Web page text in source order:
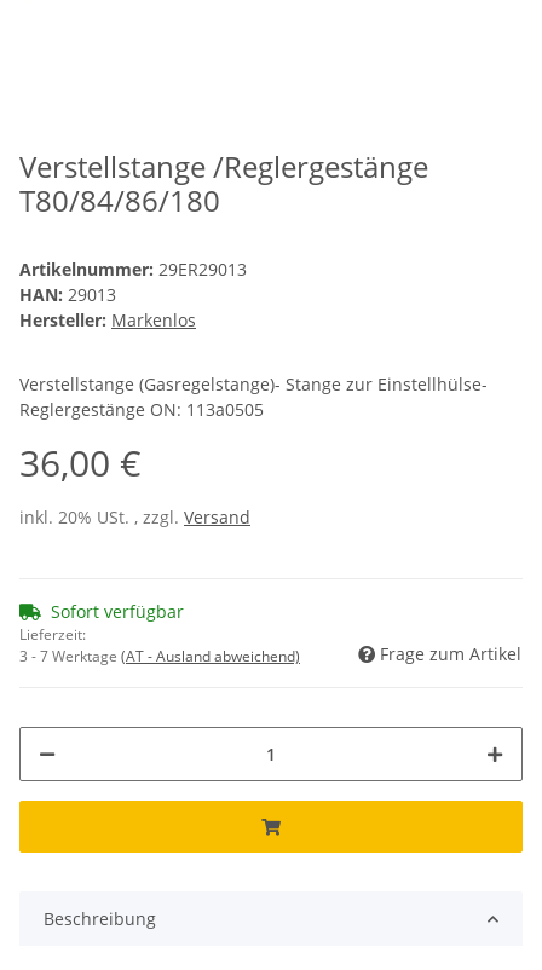
Verstellstange /Reglergestänge
T80/84/86/180
Artikelnummer: 29ER29013
HAN: 29013
Hersteller: Markenlos
Verstellstange (Gasregelstange)- Stange zur Einstellhülse-
Reglergestänge ON: 113a0505
36,00 €
inkl. 20% USt. , zzgl. Versand
Sofort verfügbar
Lieferzeit:
3 - 7 Werktage (AT - Ausland abweichend) Frage zum Artikel
Beschreibung